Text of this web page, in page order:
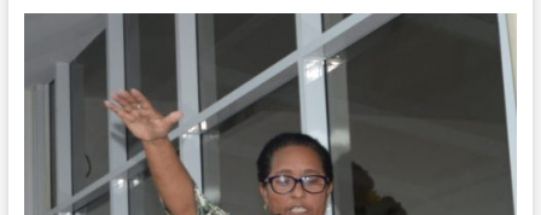
é
Justiça
processo
eleitoral